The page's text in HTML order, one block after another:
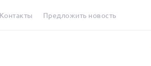
Контакты Предложить новость